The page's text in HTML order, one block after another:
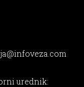
urednik: